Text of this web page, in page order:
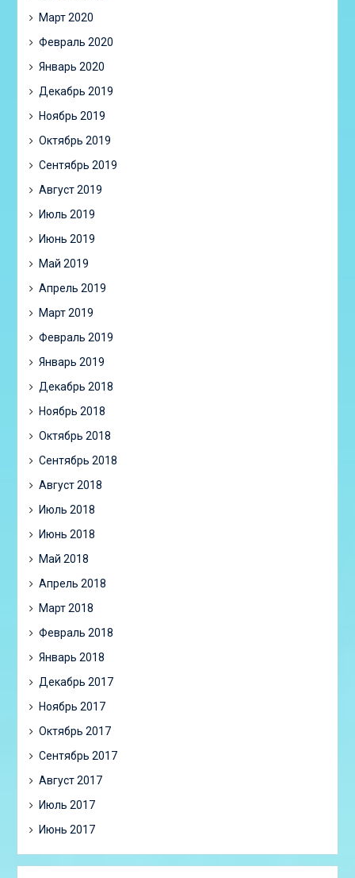
Март 2020
Февраль 2020
Январь 2020
Декабрь 2019
Ноябрь 2019
Октябрь 2019
Сентябрь 2019
Август 2019
Июль 2019
Июнь 2019
Май 2019
Апрель 2019
Март 2019
Февраль 2019
Январь 2019
Декабрь 2018
Ноябрь 2018
Октябрь 2018
Сентябрь 2018
Август 2018
Июль 2018
Июнь 2018
Май 2018
Апрель 2018
Март 2018
Февраль 2018
Январь 2018
Декабрь 2017
Ноябрь 2017
Октябрь 2017
Сентябрь 2017
Август 2017
Июль 2017
Июнь 2017